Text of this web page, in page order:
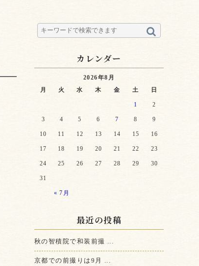
カレンダー
2026年8月
月
火 水 木 金 土 日
« 7月
1 2
3 4 5 6 7 8 9
10 11 12 13 14 15 16
17 18 19 20 21 22 23
24 25 26 27 28 29 30
31
最近の投稿
秋の智積院で和装前撮 ...
京都での前撮りは9月 ...